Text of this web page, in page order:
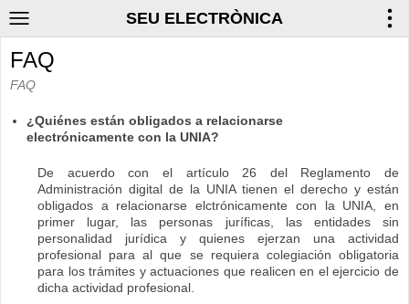
SEU ELECTRÒNICA
FAQ
FAQ
¿Quiénes están obligados a relacionarse
electrónicamente con la UNIA?
De acuerdo con el artículo 26 del Reglamento de
Administración digital de la UNIA tienen el derecho y están
obligados a relacionarse elctrónicamente con la UNIA, en
primer lugar, las personas juríficas, las entidades sin
personalidad jurídica y quienes ejerzan una actividad
profesional para al que se requiera colegiación obligatoria
para los trámites y actuaciones que realicen en el ejercicio de
dicha actividad profesional.